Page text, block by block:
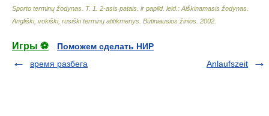
Sporto terminų žodynas. T. 1. 2-asis patais. ir papild. leid.: Aiškinamasis žodynas.
Angliški, vokiški, rusiški terminų atitikmenys. Būtiniausios žinios 2002
Игры ⚽
Поможем сделать НИР
время разбега
Anlaufszeit